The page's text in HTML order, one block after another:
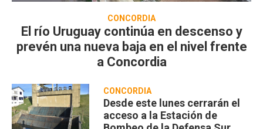
CONCORDIA
El río Uruguay continúa en descenso y
prevén una nueva baja en el nivel frente
a Concordia
CONCORDIA
Desde este lunes cerrarán el
acceso a la Estación de